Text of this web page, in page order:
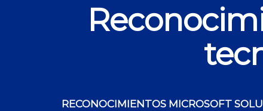
RECONOCIMIENTOS MICROSOFT